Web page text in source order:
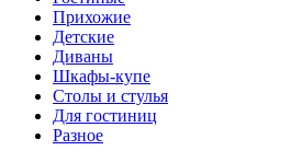
Прихожие
Детские
Диваны
Шкафы-купе
Столы и стулья
Для гостиниц
Разное